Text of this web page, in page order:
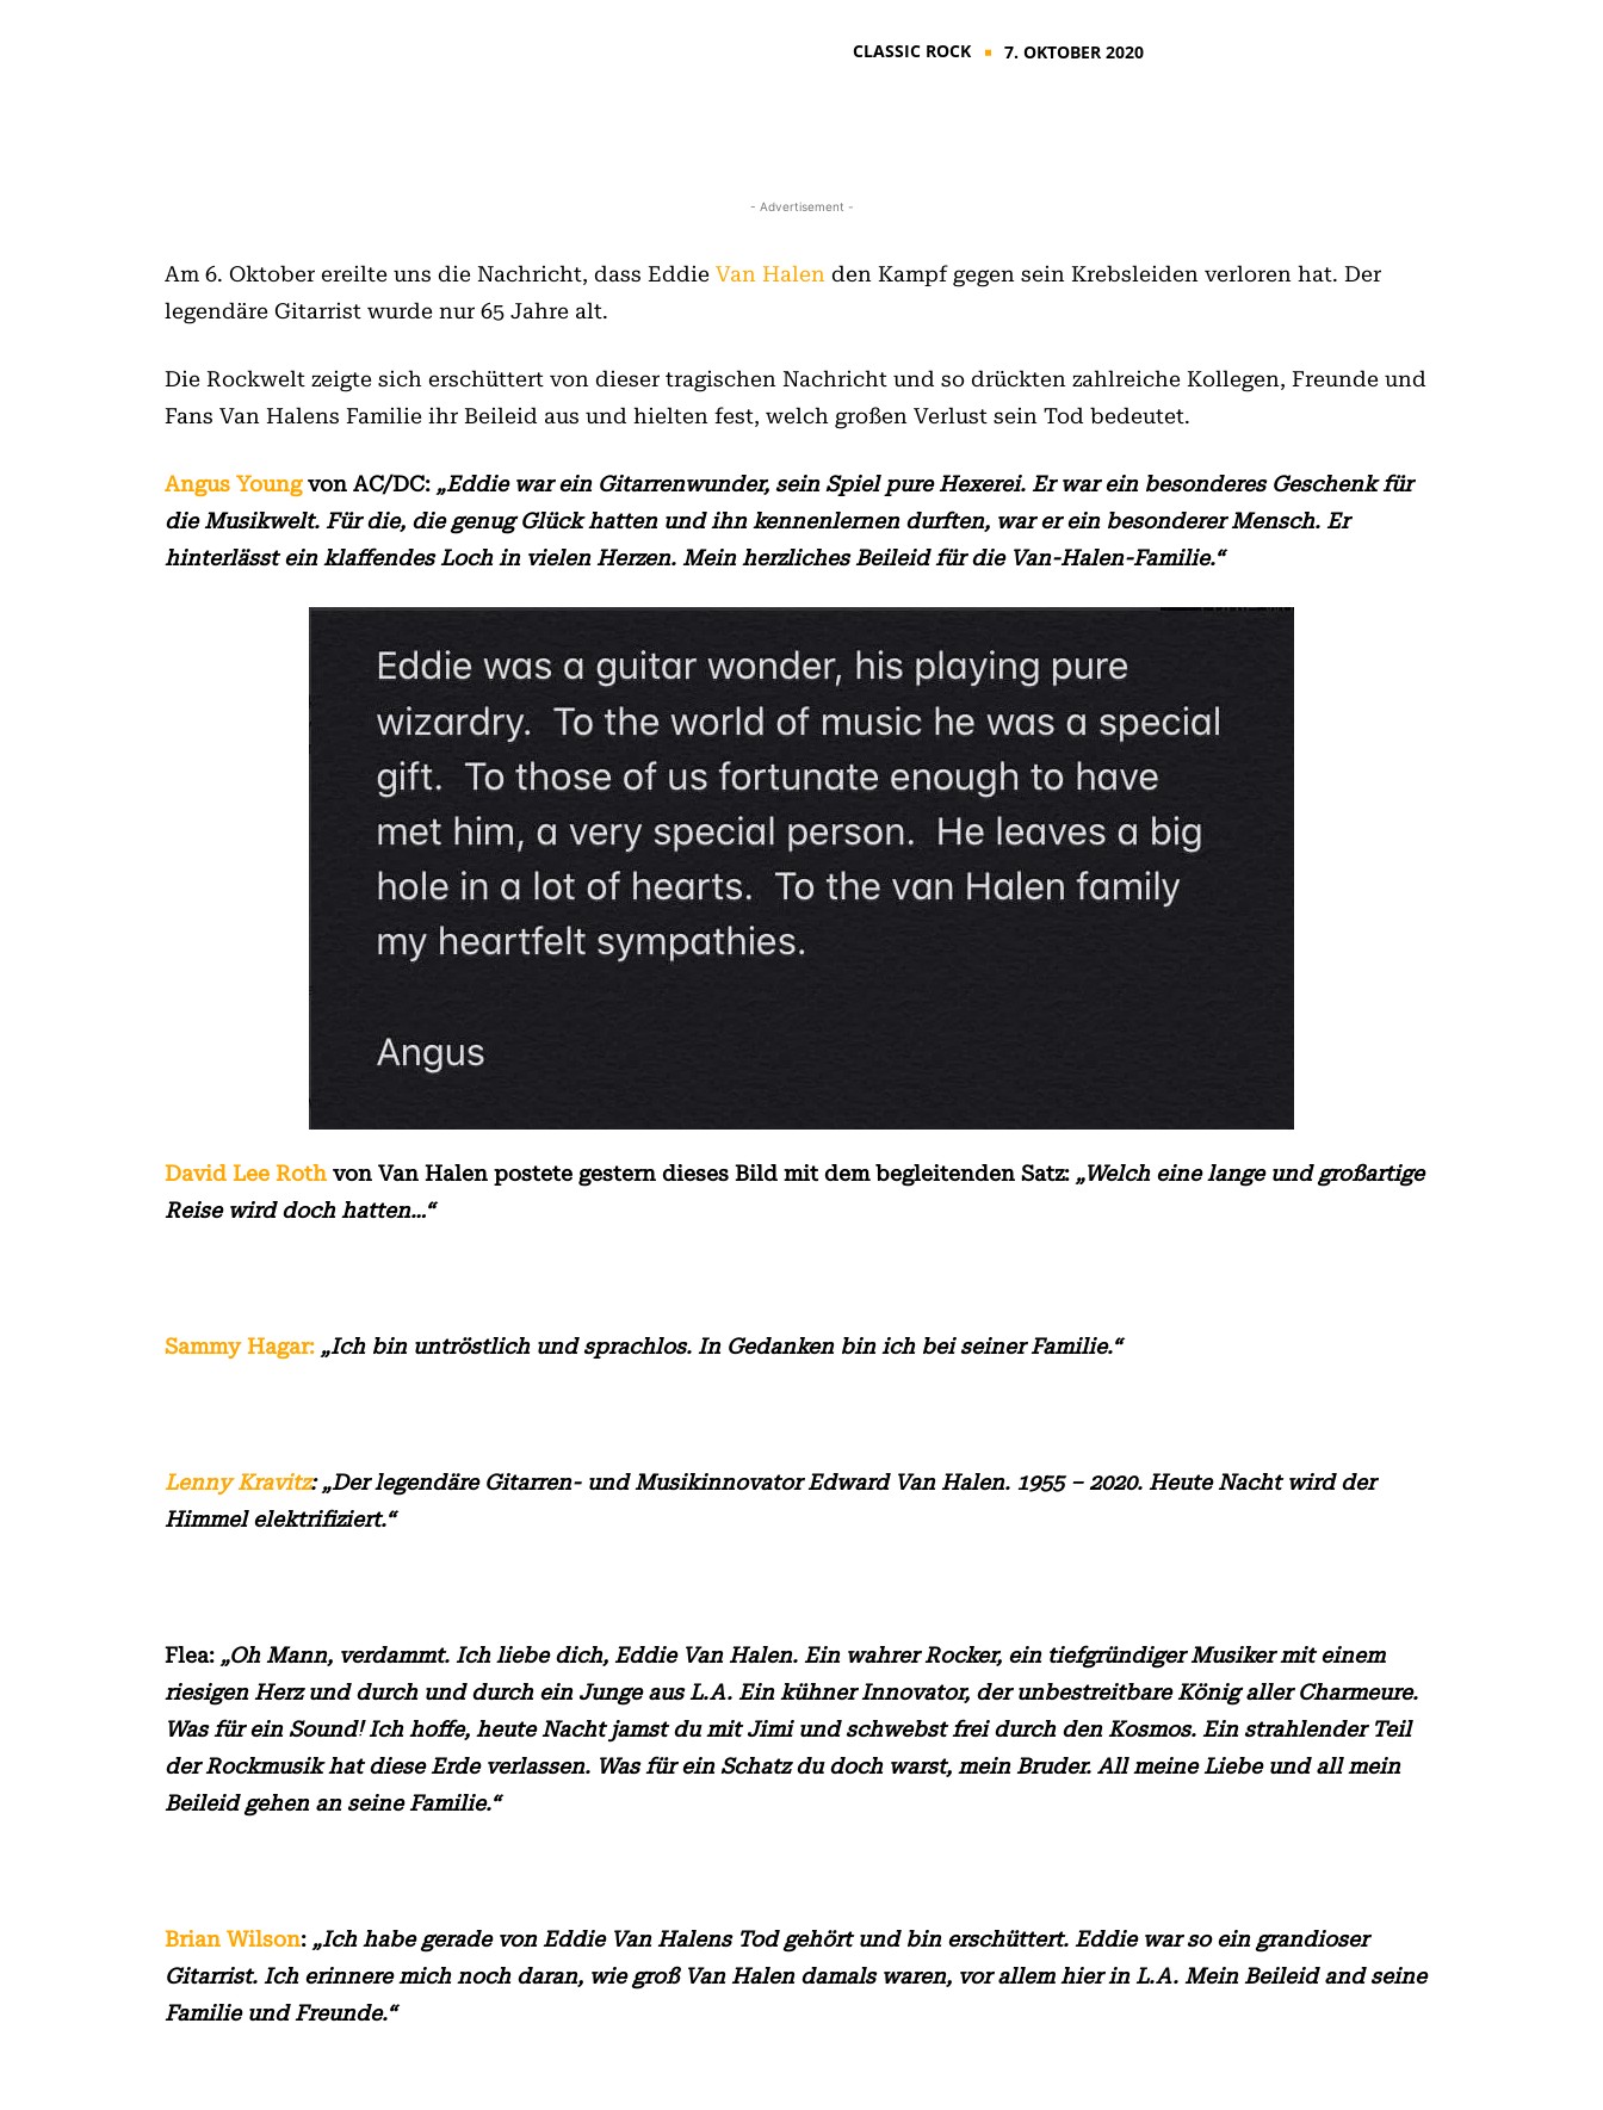
CLASSIC ROCK ■ 7. OKTOBER 2020
- Advertisement -
Am 6. Oktober ereilte uns die Nachricht, dass Eddie Van Halen den Kampf gegen sein Krebsleiden verloren hat. Der
legendäre Gitarrist wurde nur 65 Jahre alt.
Die Rockwelt zeigte sich erschüttert von dieser tragischen Nachricht und so drückten zahlreiche Kollegen, Freunde und
Fans Van Halens Familie ihr Beileid aus und hielten fest, welch großen Verlust sein Tod bedeutet.
Angus Youngvon AC/DC: „Eddie war ein Gitarrenwunder, sein Spiel pure Hexerei. Er war ein besonderes Geschenk für
die Musikwelt. Für die, die genug Glück hatten und ihn kennenlernen durften, war er ein besonderer Mensch. Er
hinterlässt ein klaffendes Loch in vielen Herzen. Mein herzliches Beileid für die Van-Halen-Familie.“
David Lee Roth von Van Halen postete gestern dieses Bild mit dem begleitenden Satz: „Welch eine lange und großartige
Reise wird doch hatten…“
Sammy Hagar: „Ich bin untröstlich und sprachlos. In Gedanken bin ich bei seiner Familie.“
Lenny Kravitz: „Der legendäre Gitarren- und Musikinnovator Edward Van Halen. 1955 – 2020. Heute Nacht wird der
Himmel elektrifiziert.“
Flea: „Oh Mann, verdammt. Ich liebe dich, Eddie Van Halen. Ein wahrer Rocker, ein tiefgründiger Musiker mit einem
riesigen Herz und durch und durch ein Junge aus L.A. Ein kühner Innovator, der unbestreitbare König aller Charmeure.
Was für ein Sound! Ich hoffe, heute Nacht jamst du mit Jimi und schwebst frei durch den Kosmos. Ein strahlender Teil
der Rockmusik hat diese Erde verlassen. Was für ein Schatz du doch warst, mein Bruder. All meine Liebe und all mein
Beileid gehen an seine Familie.“
Brian Wilson: „Ich habe gerade von Eddie Van Halens Tod gehört und bin erschüttert. Eddie war so ein grandioser
Gitarrist. Ich erinnere mich noch daran, wie groß Van Halen damals waren, vor allem hier in L.A. Mein Beileid and seine
Familie und Freunde.“